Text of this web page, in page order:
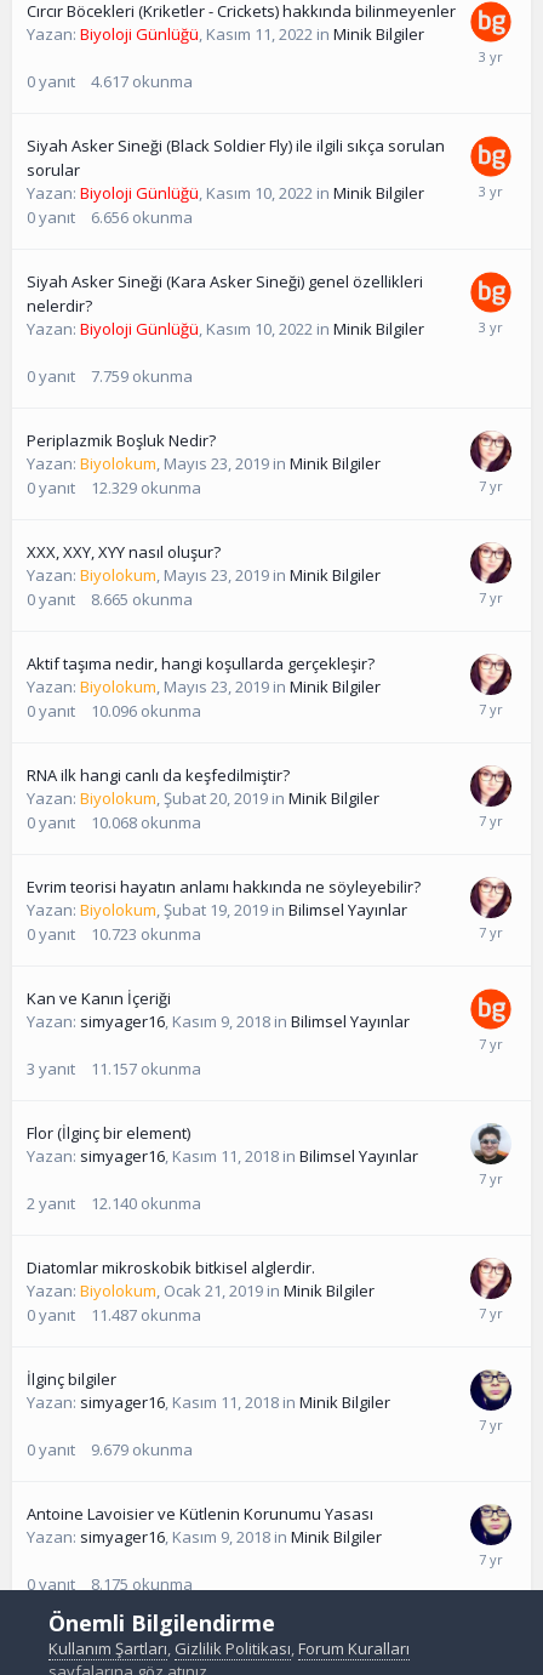
Cırcır Böcekleri (Kriketler - Crickets) hakkında bilinmeyenler
Yazan: Biyoloji Günlüğü, Kasım 11, 2022 in Minik Bilgiler
0yanıt 4.617 okunma
Siyah Asker Sineği (Black Soldier Fly) ile ilgili sıkça sorulan
sorular
Yazan: Biyoloji Günlüğü, Kasım 10, 2022 in Minik Bilgiler
0yanıt 6.656 okunma
Siyah Asker Sineği (Kara Asker Sineği) genel özellikleri
nelerdir?
Yazan: Biyoloji Günlüğü, Kasım 10, 2022 in Minik Bilgiler
0yanıt 7.759 okunma
Periplazmik Boşluk Nedir?
Yazan: Biyolokum, Mayıs 23, 2019 in Minik Bilgiler
0yanıt 12.329 okunma
XXX, XXY, XYY nasıl oluşur?
Yazan: Biyolokum, Mayıs 23, 2019 in Minik Bilgiler
0yanıt 8.665 okunma
Aktif taşıma nedir, hangi koşullarda gerçekleşir?
Yazan: Biyolokum, Mayıs 23, 2019 in Minik Bilgiler
0yanıt 10.096 okunma
RNA ilk hangi canlı da keşfedilmiştir?
Yazan: Biyolokum,Şubat 20, 2019 in Minik Bilgiler
0yanıt 10.068 okunma
Evrim teorisi hayatın anlamı hakkında ne söyleyebilir?
Yazan: Biyolokum,Şubat 19, 2019 in Bilimsel Yayınlar
0yanıt 10.723 okunma
Kan ve Kanın İçeriği
Yazan: simyager16, Kasım 9, 2018 in Bilimsel Yayınlar
3 yanıt 11.157 okunma
Flor (İlginç bir element)
Yazan: simyager16, Kasım 11, 2018 in Bilimsel Yayınlar
2yanıt 12.140 okunma
Diatomlar mikroskobik bitkisel alglerdir.
Yazan: Biyolokum, Ocak 21, 2019 in Minik Bilgiler
0yanıt 11.487 okunma
İlginç bilgiler
Yazan: simyager16, Kasım 11, 2018 in Minik Bilgiler
0yanıt 9.679 okunma
Antoine Lavoisier ve Kütlenin Korunumu Yasası
Yazan: simyager16, Kasım 9, 2018 in Minik Bilgiler
0yanıt 8.175 okunma
Önemli Bilgilendirme
Kullanım Şartları, Gizlilik Politikası,Forum Kuralları